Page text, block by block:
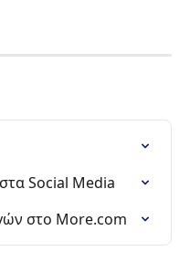
Social Media
στο More.com